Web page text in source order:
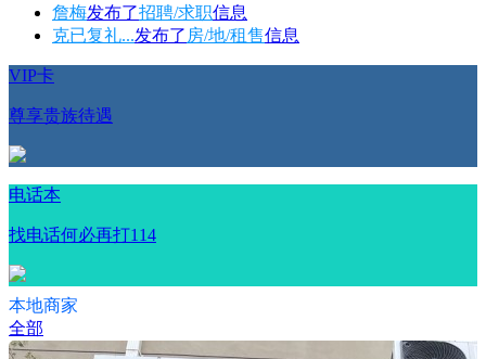
詹梅发布了招聘/求职信息
克已复礼...发布了 房/地/租售信息
VIP卡
尊享贵族待遇
电话本
找电话何必再打114
本地商家
全部